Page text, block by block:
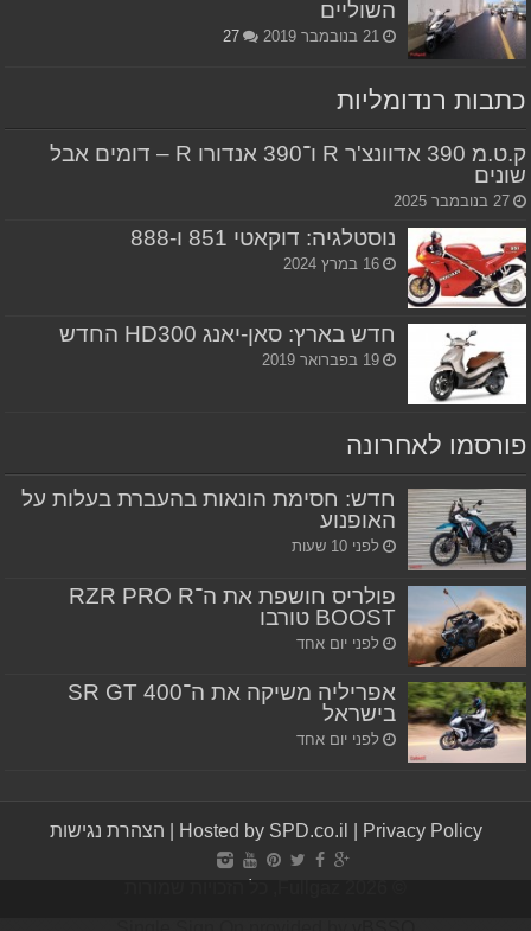
השוליים
21 בנובמבר 2019 27
כתבות רנדומליות
ק.ט.מ 390 אדוונצ'ר R ו־390 אנדורו R – דומים אבל
שונים
27 בנובמבר 2025
נוסטלגיה: דוקאטי 851 ו-888
16 במרץ 2024
חדש בארץ: סאן-יאנג HD300 החדש
19 בפברואר 2019
פורסמו לאחרונה
חדש: חסימת הונאות בהעברת בעלות על
האופנוע
לפני 10 שעות
פולריס חושפת את ה־RZR PRO R
BOOST טורבו
לפני יום אחד
אפריליה משיקה את ה־SR GT 400
בישראל
לפני יום אחד
Hosted by SPD.co.il Privacy Policy הצהרת נגישות